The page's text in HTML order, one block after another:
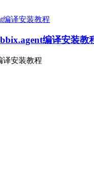
编译安装教
译安装教程